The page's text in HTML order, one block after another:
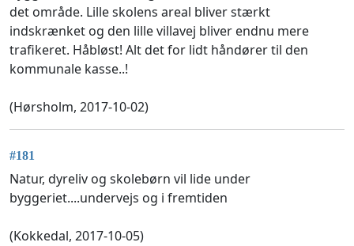
det område. Lille skolens areal bliver stærkt
indskrænket og den lille villavej bliver endnu mere
trafikeret. Håbløst! Alt det for lidt håndører til den
kommunale kasse..!
(Hørsholm, 2017-10-02)
#181
Natur, dyreliv og skolebørn vil lide under
byggeriet....undervejs og i fremtiden
(Kokkedal, 2017-10-05)